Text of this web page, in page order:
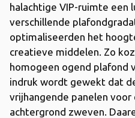
halachtige VIP-ruimte een
verschillende
optimaliseerden het
creatieve middelen. Zo
homogeen ogend plafond
indruk wordt gewekt dat
vrijhangende panelen
achtergrond zweven.